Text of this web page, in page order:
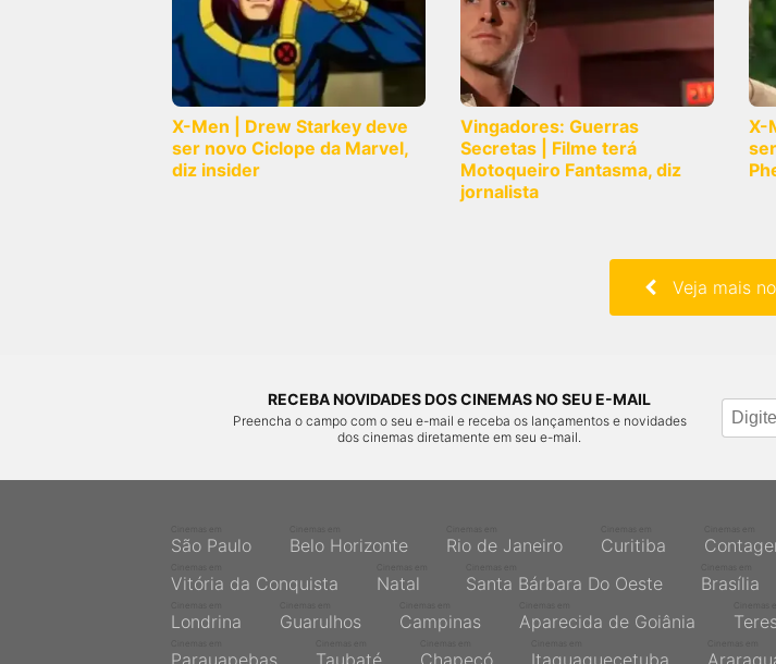
X-Men | Drew Starkey deve
ser novo Ciclope da Marvel,
diz insider
Vingadores: Guerras
Secretas | Filme terá
Motoqueiro Fantasma, diz
jornalista
X-
Veja mais
RECEBA NOVIDADES DOS CINEMAS NO SEU E-MAIL
Preencha o campo com o seu e-mail e receba os lançamentos e novidades
dos cinemas diretamente em seu e-mail.
São Paulo Belo Horizonte Rio de Janeiro Curitiba
Vitória da Conquista Natal Santa Bárbara Do Oeste Brasília
Londrina Guarulhos Campinas Aparecida de Goiânia
Parauapebas Taubaté Chapecó Itaquaquecetuba